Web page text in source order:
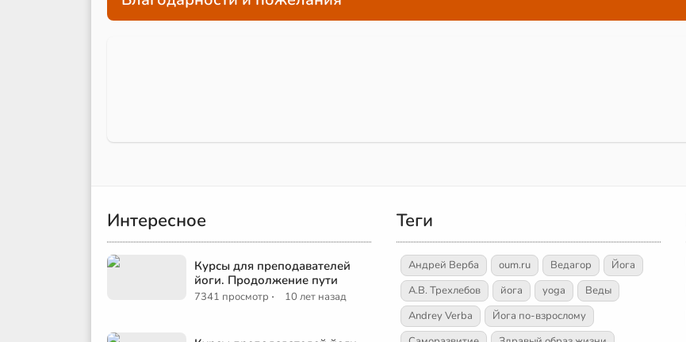
Интересное
Курсы для преподавателей
йоги. Продолжение пути
7341 просмотр · 10 лет назад
Теги
Андрей Верба oum.ru Ведагор
Йога
А.В. Трехлебов
йога yoga
Веды
Andrey Verba
Йога по-взрослому